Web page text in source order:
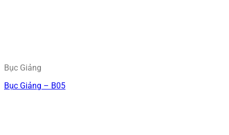
Bục Giảng
Bục Giảng – B05